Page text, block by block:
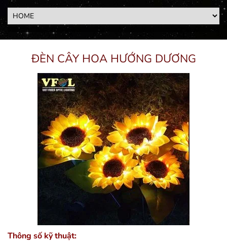
ĐÈN CÂY HOA HƯỚNG DƯƠNG
Thông số kỹ thuật: